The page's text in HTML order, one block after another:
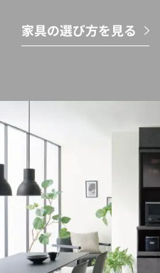
家具の選び方を見る